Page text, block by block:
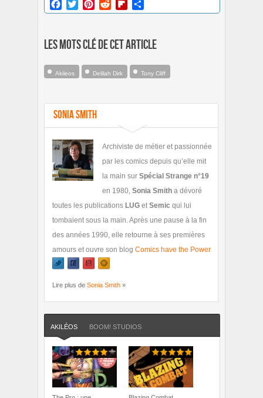
Facebook
TwitterPinterestRedditFlipboard
Les mots clé de cet article
Akileos Delilah Dirk Tony Cliff
Sonia Smith
Archiviste de métier et passionnée
par les comics depuis qu’elle mit
la main sur Spécial Strange n°19
en 1980, Sonia Smith a dévoré
toutes les publications LUG et Semic qui lui
tombaient sous la main. Après une pause à la fin
des années 1990, elle retourne à ses premières
amours et ouvre son blog Comics have the Power
Lire plus de Sonia Smith »
AKILÉOS BOOM! STUDIOS